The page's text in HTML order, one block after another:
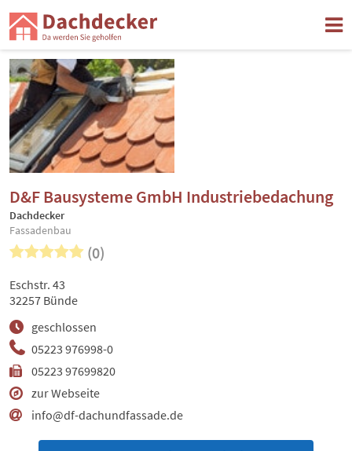
D&F Bausysteme GmbH Industriebedachung
Dachdecker
Fassadenbau
(0)
05223 976998-0
05223 97699820
zur Webseite
info@df-dachundfassade.de
geschlossen
Eschstr. 43
32257 Bünde